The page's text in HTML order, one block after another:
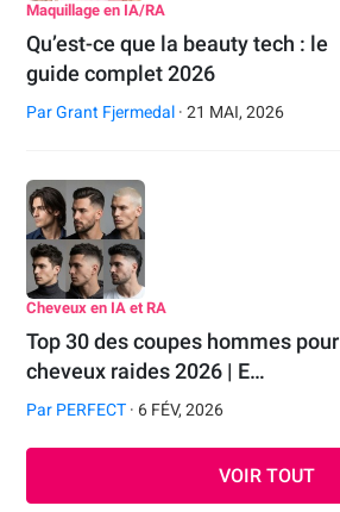
Maquillage en IA/RA
Qu’est-ce que la beauty tech : le
guide complet 2026
ParGrant Fjermedal · 21 MAI, 2026
Cheveux en IA et RA
Top 30 des coupes hommes pour
cheveux raides 2026 | E…
Par PERFECT · 6 FÉV, 2026
VOIR TOUT